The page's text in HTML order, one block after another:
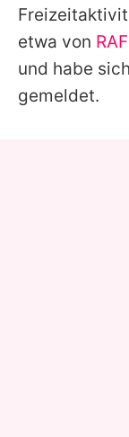
etwa von
und habe
gemeldet.